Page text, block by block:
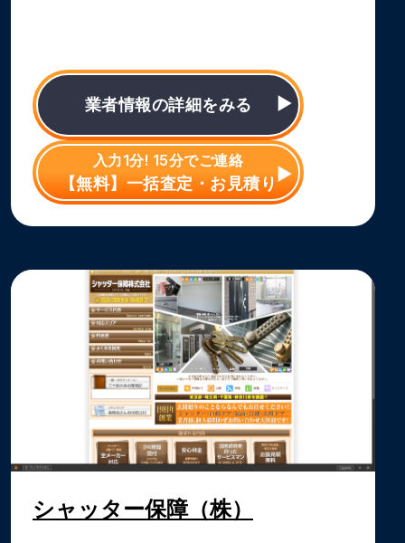
業者情報の詳細をみる
入力1分! 15分でご連絡
【無料】一括査定・お見積り
シャッター保障（株）